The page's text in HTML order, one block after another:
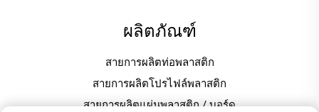
ผลิตภัณฑ์
สายการผลิตท่อพลาสติก
สายการผลิตโปรไฟล์พลาสติก
สายการผลิตแผ่นพลาสติก / บอร์ด